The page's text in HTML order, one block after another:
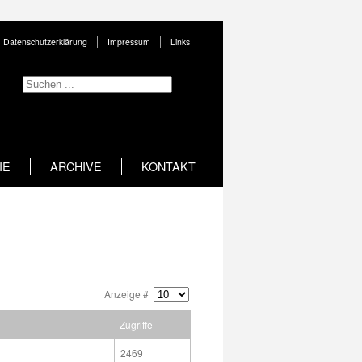
Datenschutzerklärung Impressum Links
ARCHIVE KONTAKT
Anzeige #
Zugriffe
2469